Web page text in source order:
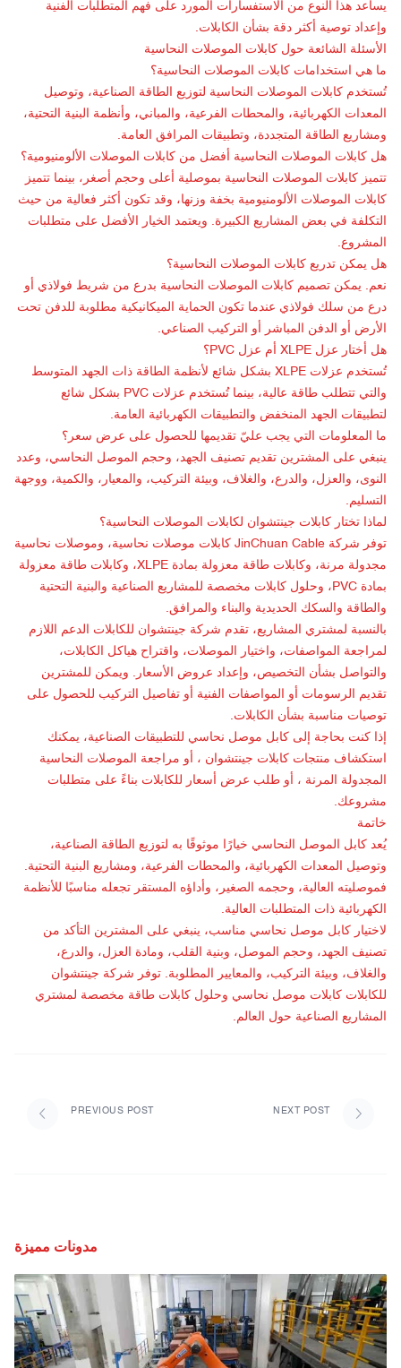
يساعد هذا النوع من الاستفسارات المورد على فهم المتطلبات الفنية
وإعداد توصية أكثر دقة بشأن الكابلات.
الأسئلة الشائعة حول كابلات الموصلات النحاسية
ما هي استخدامات كابلات الموصلات النحاسية؟
تُستخدم كابلات الموصلات النحاسية لتوزيع الطاقة الصناعية، وتوصيل
المعدات الكهربائية، والمحطات الفرعية، والمباني، وأنظمة البنية التحتية،
ومشاريع الطاقة المتجددة، وتطبيقات المرافق العامة.
هل كابلات الموصلات النحاسية أفضل من كابلات الموصلات الألومنيومية؟
تتميز كابلات الموصلات النحاسية بموصلية أعلى وحجم أصغر، بينما تتميز
كابلات الموصلات الألومنيومية بخفة وزنها، وقد تكون أكثر فعالية من حيث
التكلفة في بعض المشاريع الكبيرة. ويعتمد الخيار الأفضل على متطلبات
المشروع.
هل يمكن تدريع كابلات الموصلات النحاسية؟
نعم. يمكن تصميم كابلات الموصلات النحاسية بدرع من شريط فولاذي أو
درع من سلك فولاذي عندما تكون الحماية الميكانيكية مطلوبة للدفن تحت
الأرض أو الدفن المباشر أو التركيب الصناعي.
هل أختار عزل XLPE أم عزل PVC؟
تُستخدم عزلات XLPE بشكل شائع لأنظمة الطاقة ذات الجهد المتوسط
والتي تتطلب طاقة عالية، بينما تُستخدم عزلات PVC بشكل شائع
لتطبيقات الجهد المنخفض والتطبيقات الكهربائية العامة.
ما المعلومات التي يجب عليّ تقديمها للحصول على عرض سعر؟
ينبغي على المشترين تقديم تصنيف الجهد، وحجم الموصل النحاسي، وعدد
النوى، والعزل، والدرع، والغلاف، وبيئة التركيب، والمعيار، والكمية، ووجهة
التسليم.
لماذا تختار كابلات جينتشوان لكابلات الموصلات النحاسية؟
توفر شركة JinChuan Cable كابلات موصلات نحاسية، وموصلات نحاسية
مجدولة مرنة، وكابلات طاقة معزولة بمادة XLPE، وكابلات طاقة معزولة
بمادة PVC، وحلول كابلات مخصصة للمشاريع الصناعية والبنية التحتية
والطاقة والسكك الحديدية والبناء والمرافق.
بالنسبة لمشتري المشاريع، تقدم شركة جينتشوان للكابلات الدعم اللازم
لمراجعة المواصفات، واختيار الموصلات، واقتراح هياكل الكابلات،
والتواصل بشأن التخصيص، وإعداد عروض الأسعار. ويمكن للمشترين
تقديم الرسومات أو المواصفات الفنية أو تفاصيل التركيب للحصول على
توصيات مناسبة بشأن الكابلات.
إذا كنت بحاجة إلى كابل موصل نحاسي للتطبيقات الصناعية، يمكنك
استكشاف منتجات كابلات جينتشوان ، أو مراجعة
الموصلات النحاسية
المجدولة المرنة ، أو طلب عرض أسعار للكابلات بناءً على متطلبات
مشروعك.
خاتمة
يُعد كابل الموصل النحاسي خيارًا موثوقًا به لتوزيع الطاقة الصناعية،
وتوصيل المعدات الكهربائية، والمحطات الفرعية، ومشاريع البنية التحتية.
فموصليته العالية، وحجمه الصغير، وأداؤه المستقر تجعله مناسبًا للأنظمة
الكهربائية ذات المتطلبات العالية.
لاختيار كابل موصل نحاسي مناسب، ينبغي على المشترين التأكد من
تصنيف الجهد، وحجم الموصل، وبنية القلب، ومادة العزل، والدرع،
والغلاف، وبيئة التركيب، والمعايير المطلوبة. توفر شركة جينتشوان
للكابلات كابلات موصل نحاسي وحلول كابلات طاقة مخصصة لمشتري
المشاريع الصناعية حول العالم.
PREVIOUS POST NEXT POST
مدونات مميزة